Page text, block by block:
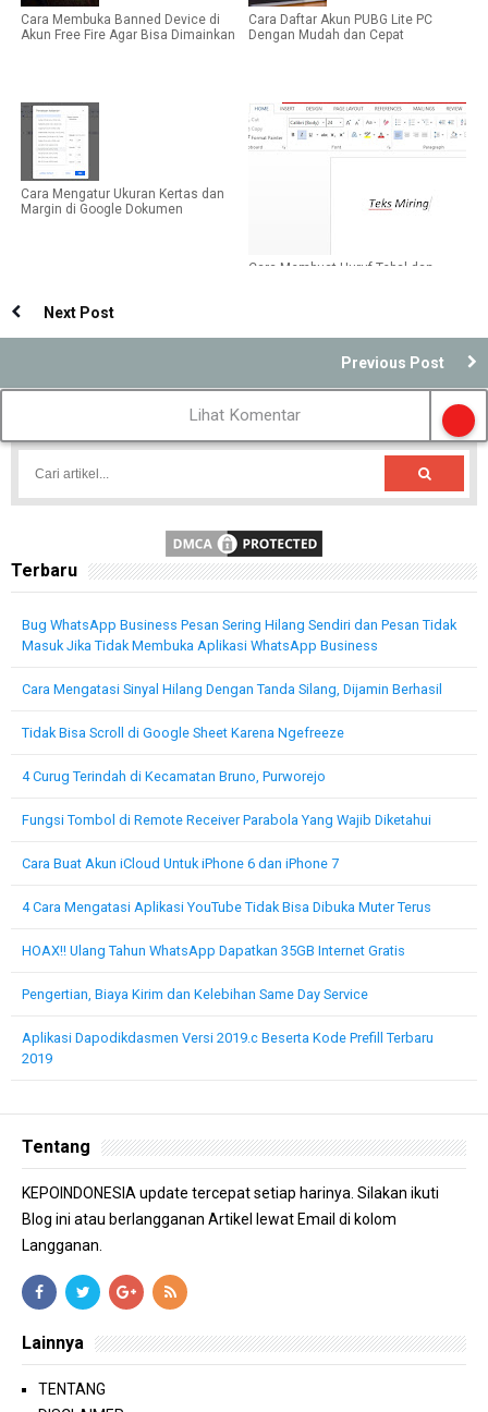
Cara Membuka Banned Device di
Akun Free Fire Agar Bisa Dimainkan
Cara Daftar Akun PUBG Lite PC
Dengan Mudah dan Cepat
Cara Mengatur Ukuran Kertas dan
Margin di Google Dokumen
Cara Membuat Huruf Tebal dan
Next Post
Previous Post
Lihat Komentar
Terbaru
Bug WhatsApp Business Pesan Sering Hilang Sendiri dan Pesan Tidak
Masuk Jika Tidak Membuka Aplikasi WhatsApp Business
Cara Mengatasi Sinyal Hilang Dengan Tanda Silang, Dijamin Berhasil
Tidak Bisa Scroll di Google Sheet Karena Ngefreeze
4 Curug Terindah di Kecamatan Bruno, Purworejo
Fungsi Tombol di Remote Receiver Parabola Yang Wajib Diketahui
Cara Buat Akun iCloud Untuk iPhone 6 dan iPhone 7
4 Cara Mengatasi Aplikasi YouTube Tidak Bisa Dibuka Muter Terus
HOAX!! Ulang Tahun WhatsApp Dapatkan 35GB Internet Gratis
Pengertian, Biaya Kirim dan Kelebihan Same Day Service
Aplikasi Dapodikdasmen Versi 2019.c Beserta Kode Prefill Terbaru
2019
Tentang
KEPOINDONESIA update tercepat setiap harinya. Silakan ikuti
Blog ini atau berlangganan Artikel lewat Email di kolom
Langganan.
Lainnya
TENTANG